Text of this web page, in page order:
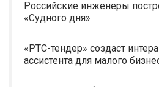
Российские инженеры
«Судного дня»
«РТС-тендер» создаст
ассистента для малого